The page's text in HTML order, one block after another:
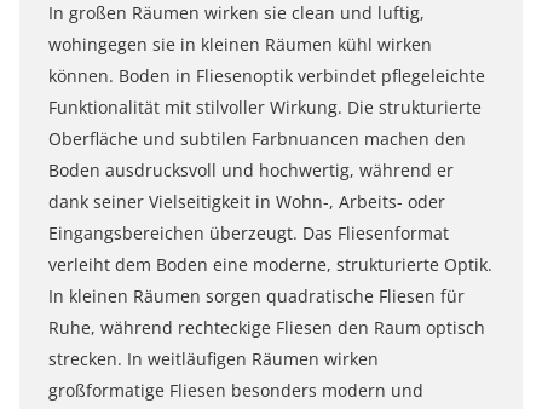
In großen Räumen wirken sie clean und luftig,
wohingegen sie in kleinen Räumen kühl wirken
können. Boden in Fliesenoptik verbindet pflegeleichte
Funktionalität mit stilvoller Wirkung. Die strukturierte
Oberfläche und subtilen Farbnuancen machen den
Boden ausdrucksvoll und hochwertig, während er
dank seiner Vielseitigkeit in Wohn-, Arbeits- oder
Eingangsbereichen überzeugt. Das Fliesenformat
verleiht dem Boden eine moderne, strukturierte Optik.
In kleinen Räumen sorgen quadratische Fliesen für
Ruhe, während rechteckige Fliesen den Raum optisch
strecken. In weitläufigen Räumen wirken
großformatige Fliesen besonders modern und